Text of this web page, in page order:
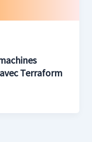
Terraform